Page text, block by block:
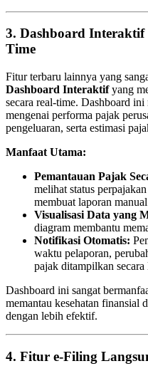
3. Dashboard Interaktif
Time
Fitur terbaru lainnya yang
Dashboard Interaktifyang
secara real-time. Dashboard
mengenai performa pajak
pengeluaran, serta estimasi
Manfaat Utama:
Pemantauan Pajak
melihat status
membuat laporan
Visualisasi Data yang
diagram membantu
Notifikasi Otomatis:
waktu pelaporan,
pajak ditampilkan
Dashboard ini sangat
memantau kesehatan finansial
dengan lebih efektif.
4. Fitur e-Filing